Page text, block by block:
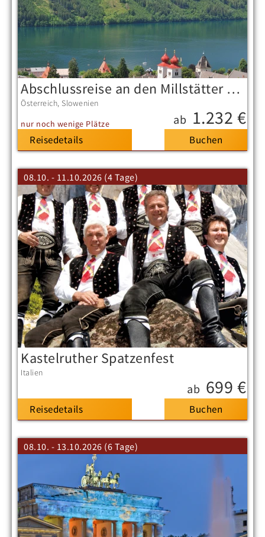
Abschlussreise an den Millstätter See in Kärnten
Österreich Slowenien
nur noch wenige Plätze
ab 1.232 €
Reisedetails
08.10. - 11.10.2026 (4 Tage)
Kastelruther Spatzenfest
Italien
ab 699 €
Reisedetails
08.10. - 13.10.2026 (6 Tage)